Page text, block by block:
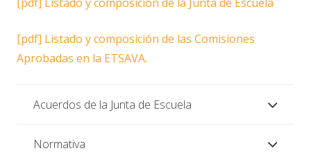
[pdf] Listado y composición de las Comisiones
Aprobadas en la ETSAVA.
Acuerdos de la Junta de Escuela
Normativa